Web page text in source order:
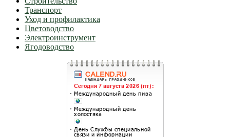
Транспорт
Уход и профилактика
Цветоводство
Электроинструмент
Ягодоводство